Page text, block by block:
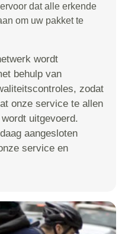
dat alle erkende
om uw pakket te
wordt
behulp van
zodat
onze service te allen
uitgevoerd.
aangesloten
service en